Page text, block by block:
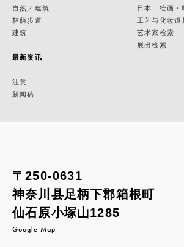
自然／建筑
林荫步道
建筑
最新资讯
注意
新闻稿
日本 绘画・
工艺与化妆道
艺术家检索
展出检索
〒250-0631
神奈川县足柄下郡箱根町
仙石原小塚山1285
Google Map